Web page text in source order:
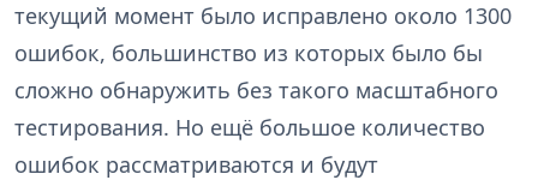
текущий момент было исправлено около 1300
ошибок, большинство из которых было бы
сложно обнаружить без такого масштабного
тестирования. Но ещё большое количество
ошибок рассматриваются и будут